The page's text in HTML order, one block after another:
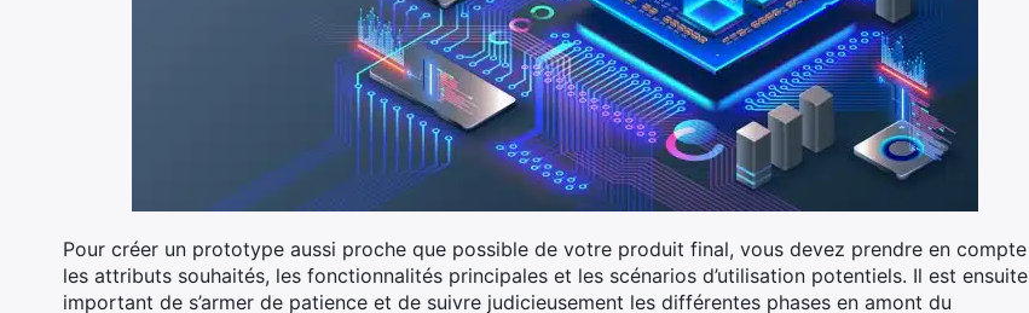
Pour créer un prototype aussi proche que possible de votre produit final, vous devez prendre en compte
les attributs souhaités, les fonctionnalités principales et les scénarios d’utilisation potentiels. Il est ensuite
important de s’armer de patience et de suivre judicieusement les différentes phases en amont du